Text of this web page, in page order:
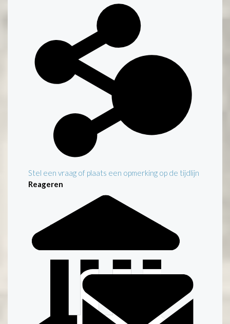
Stel een vraag of plaats een opmerking op de tijdlijn
Reageren